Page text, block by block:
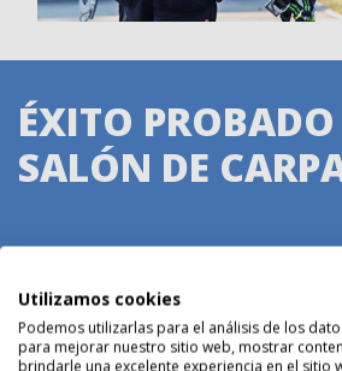
ÉXITO
SALÓN DE
urgencia para acomodar una
satisfecho con la forma en que
me sorprendió la entrega e instalación
Utilizamos cookies
Podemos utilizarlas para el análisis de los
para mejorar nuestro sitio web, mostrar
brindarle una excelente experiencia en el sitio